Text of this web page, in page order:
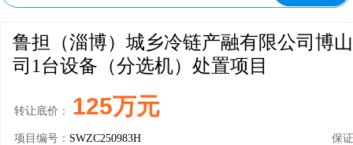
鲁担（淄博）城乡冷链产融有限公司博
司1台设备（分选机）处置项目
转让底价： 125万元
项目编号： SWZC250983H
保